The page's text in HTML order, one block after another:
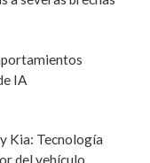
IA
Kia: Tecnología
del vehículo,